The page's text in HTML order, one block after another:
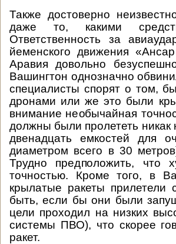
Также достоверно
даже то, какими
Ответственность за
йеменского движения
Аравия довольно
Вашингтон однозначно
специалисты спорят о том,
дронами или же это были
внимание необычайная
должны были пролететь
двенадцать емкостей для
диаметром всего в 30
Трудно предположить, что
точностью. Кроме того, в
крылатые ракеты
быть, если бы они были
цели проходил на низких
системы ПВО), что скорее
ракет.